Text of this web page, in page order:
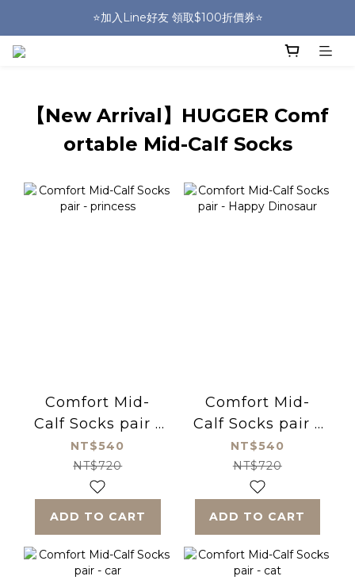
🎒HUGGER實體門市~實背才知道🎒
💕HUGGER愛用者分享 月月抽好禮🎁
【New Arrival】HUGGER Comf
ortable Mid-Calf Socks
Comfort Mid-
Calf Socks pair -
princess
NT$540
NT$720
ADD TO CART
Comfort Mid-
Calf Socks pair -
Happy Dinosaur
NT$540
NT$720
ADD TO CART